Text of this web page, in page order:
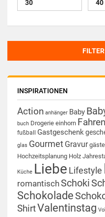
INSPIRATIONEN
Action anhänger Baby
buch Drogerie einhorn Fahren
fußball Gastgeschenk
glas Gourmet Gravur
Hochzeitsplanung Holz
Küche Liebe Lifestyle
romantisch Schoki
Schokolade
ShirtValentinstag